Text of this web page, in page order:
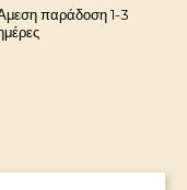
παράδοση 1-3